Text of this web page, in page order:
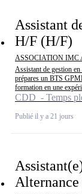
Assistant
H/F (H/F)
ASSOCIATION IMC
Assistant de gestion
prépares un BTS
formation en une
CDD - Temps
Publié il y a 21 jours